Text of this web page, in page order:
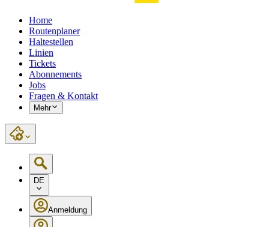
Home
Routenplaner
Haltestellen
Linien
Tickets
Abonnements
Jobs
Fragen & Kontakt
Mehr
DE
Anmeldung